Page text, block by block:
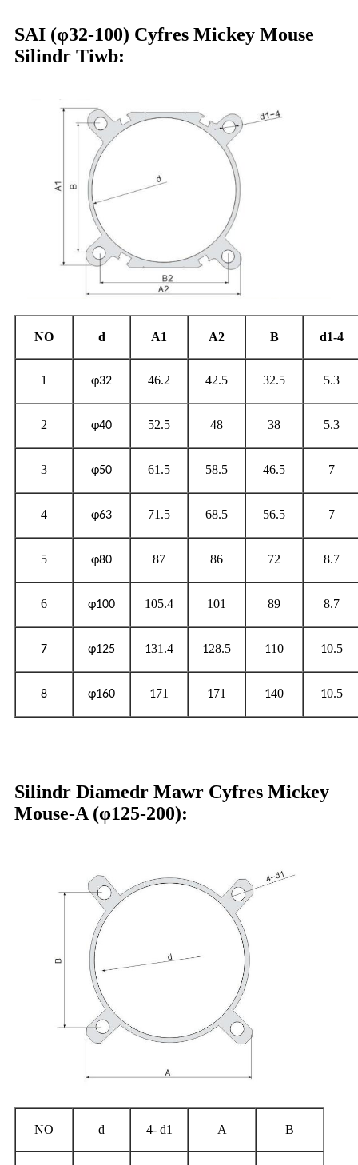
SAI (φ32-100) Cyfres Mickey Mouse
Silindr Tiwb:
NO d A1 A2 B d1-4
1 φ32 46.2 42.5 32.5 5.3
2 φ40 52.5 48 38 5.3
3 φ50 61.5 58.5 46.5 7
4 φ63 71.5 68.5 56.5 7
5 φ80 87 86 72 8.7
6 φ100 105.4 101 89 8.7
7 φ125 131.4 128.5 110 10.5
8 φ160 171 171 140 10.5
Silindr Diamedr Mawr Cyfres Mickey
Mouse-A (φ125-200):
NO d 4- d1 A B